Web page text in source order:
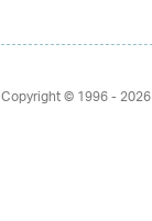
Copyright © 1996 - 2026